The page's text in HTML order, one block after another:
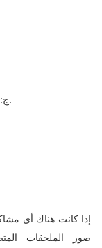
ج: نعم ، نرحب بطلب عينة لاختبار وتحقق من الجودة.
صور الملحقات